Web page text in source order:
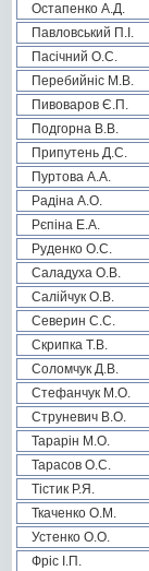
Остапенко А.Д.
Павловський П.І.
Пасічний О.С.
Перебийніс М.В.
Пивоваров Є.П.
Подгорна В.В.
Припутень Д.С.
Пуртова А.А.
Радіна А.О.
Рєпіна Е.А.
Руденко О.С.
Саладуха О.В.
Салійчук О.В.
Северин С.С.
Скрипка Т.В.
Соломчук Д.В.
Стефанчук М.О.
Струневич В.О.
Тарарін М.О.
Тарасов О.С.
Тістик Р.Я.
Ткаченко О.М.
Устенко О.О.
Фріс І.П.